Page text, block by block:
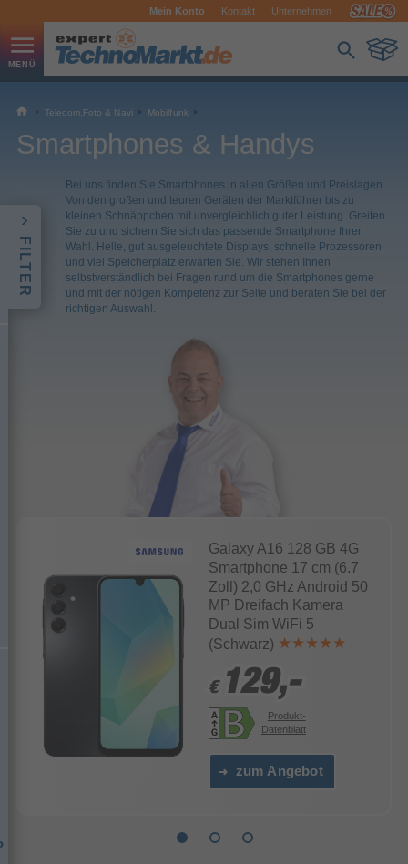
Mein Konto Kontakt Unternehmen
FILTER
Telecom,Foto & Navi Mobilfunk
Smartphones & Handys
Bei uns finden Sie Smartphones in allen Größen und Preislagen.
Von den großen und teuren Geräten der Marktführer bis zu
kleinen Schnäppchen mit unvergleichlich guter Leistung. Greifen
Sie zu und sichern Sie sich das passende Smartphone Ihrer
Wahl. Helle, gut ausgeleuchtete Displays, schnelle Prozessoren
und viel Speicherplatz erwarten Sie. Wir stehen Ihnen
selbstverständlich bei Fragen rund um die Smartphones gerne
und mit der nötigen Kompetenz zur Seite und beraten Sie bei der
richtigen Auswahl.
Galaxy A16 128 GB 4G
Smartphone 17 cm (6.7
Zoll) 2,0 GHz Android 50
MP Dreifach Kamera
Dual Sim WiFi 5
(Schwarz)
€ 129,-
€ 129,-
Produkt-
Datenblatt
zum Angebot